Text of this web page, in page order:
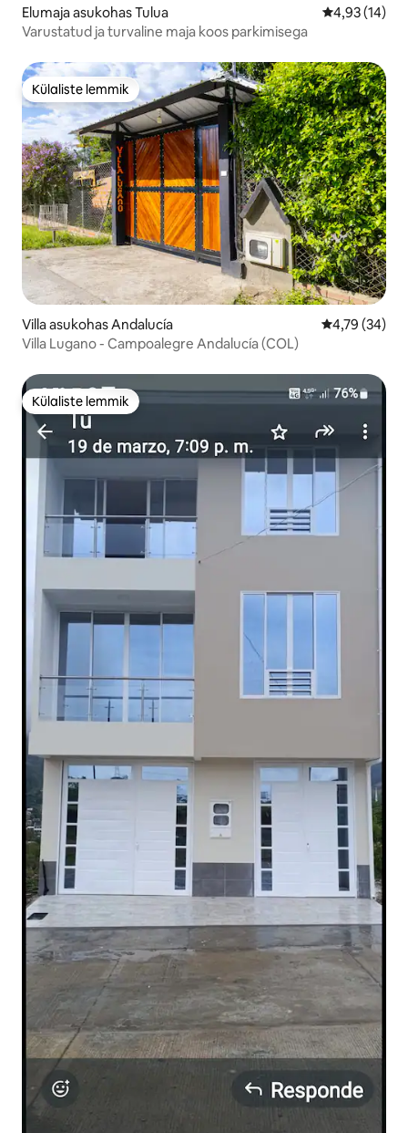
Elumaja asukohas Tulua Keskmine
4,93 (14)
Varustatud ja turvaline maja koos parkimisega
Külaliste lemmik
Külaliste lemmik
Villa asukohas Andalucía Keskmine
4,79 (34)
Villa Lugano - Campoalegre Andalucía (COL)
Külaliste lemmik
Külaliste lemmik